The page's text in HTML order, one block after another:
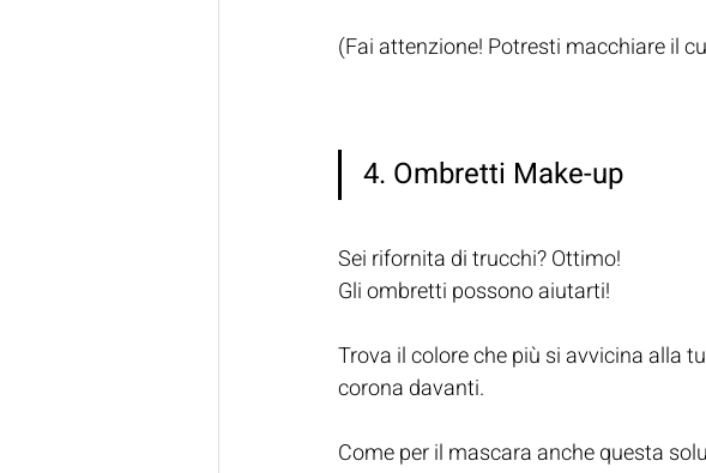
(Fai attenzione! Potresti macchiare il
4. Ombretti Make-up
Sei rifornita di trucchi? Ottimo!
Gli ombretti possono aiutarti!
Trova il colore che più si avvicina alla
corona davanti.
Come per il mascara anche questa